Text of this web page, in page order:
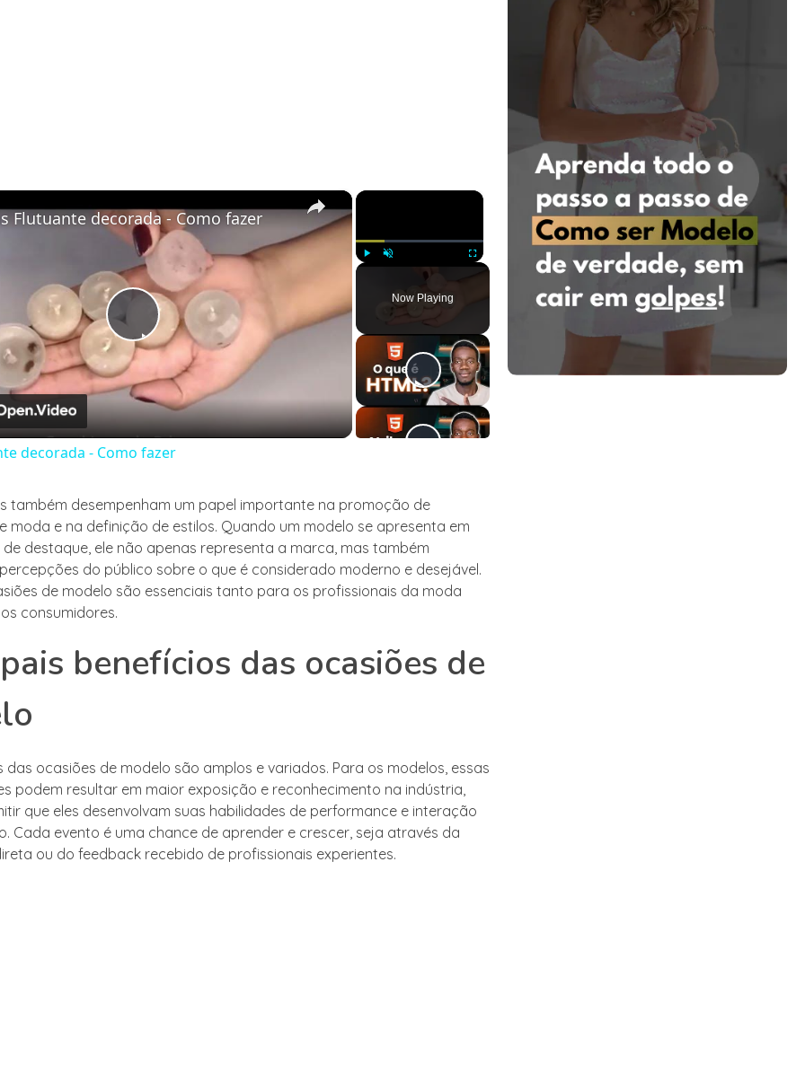
×
Fullscreen
Now Playing
×
Play
Video
Flutuante decorada - Como fazer
decorada - Como fazer
também desempenham um papel importante na promoção de
moda e na definição de estilos. Quando um modelo se apresenta em
destaque, ele não apenas representa a marca, mas também
do público sobre o que é considerado moderno e desejável.
de modelo são essenciais tanto para os profissionais da moda
consumidores.
benefícios das ocasiões de
das ocasiões de modelo são amplos e variados. Para os modelos, essas
podem resultar em maior exposição e reconhecimento na indústria,
que eles desenvolvam suas habilidades de performance e interação
Cada evento é uma chance de aprender e crescer, seja através da
ou do feedback recebido de profissionais experientes.